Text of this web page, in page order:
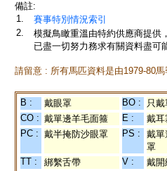
備註:
1.
賽事特別情況索引
2.
模擬鳥瞰重溫由特約供應商提供
已盡一切努力務求有關資料盡可
請留意 : 所有馬匹資料是由1979-80
B : 戴眼罩 BO : 只
CO : 戴單邊羊毛面箍 E : 戴耳
PC : 戴半掩防沙眼罩 PS :
戴單
罩
TT : 綁繫舌帶 V : 戴開